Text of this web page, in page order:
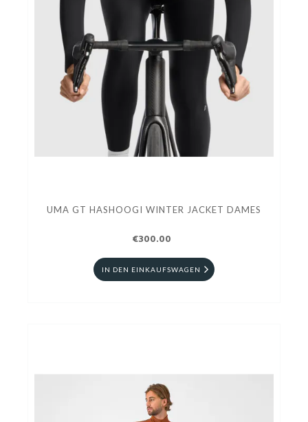
UMA GT HASHOOGI WINTER JACKET DAMES
€300.00
IN DEN EINKAUFSWAGEN